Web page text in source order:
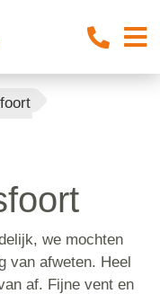
we mochten
van afweten. Heel
af. Fijne vent en